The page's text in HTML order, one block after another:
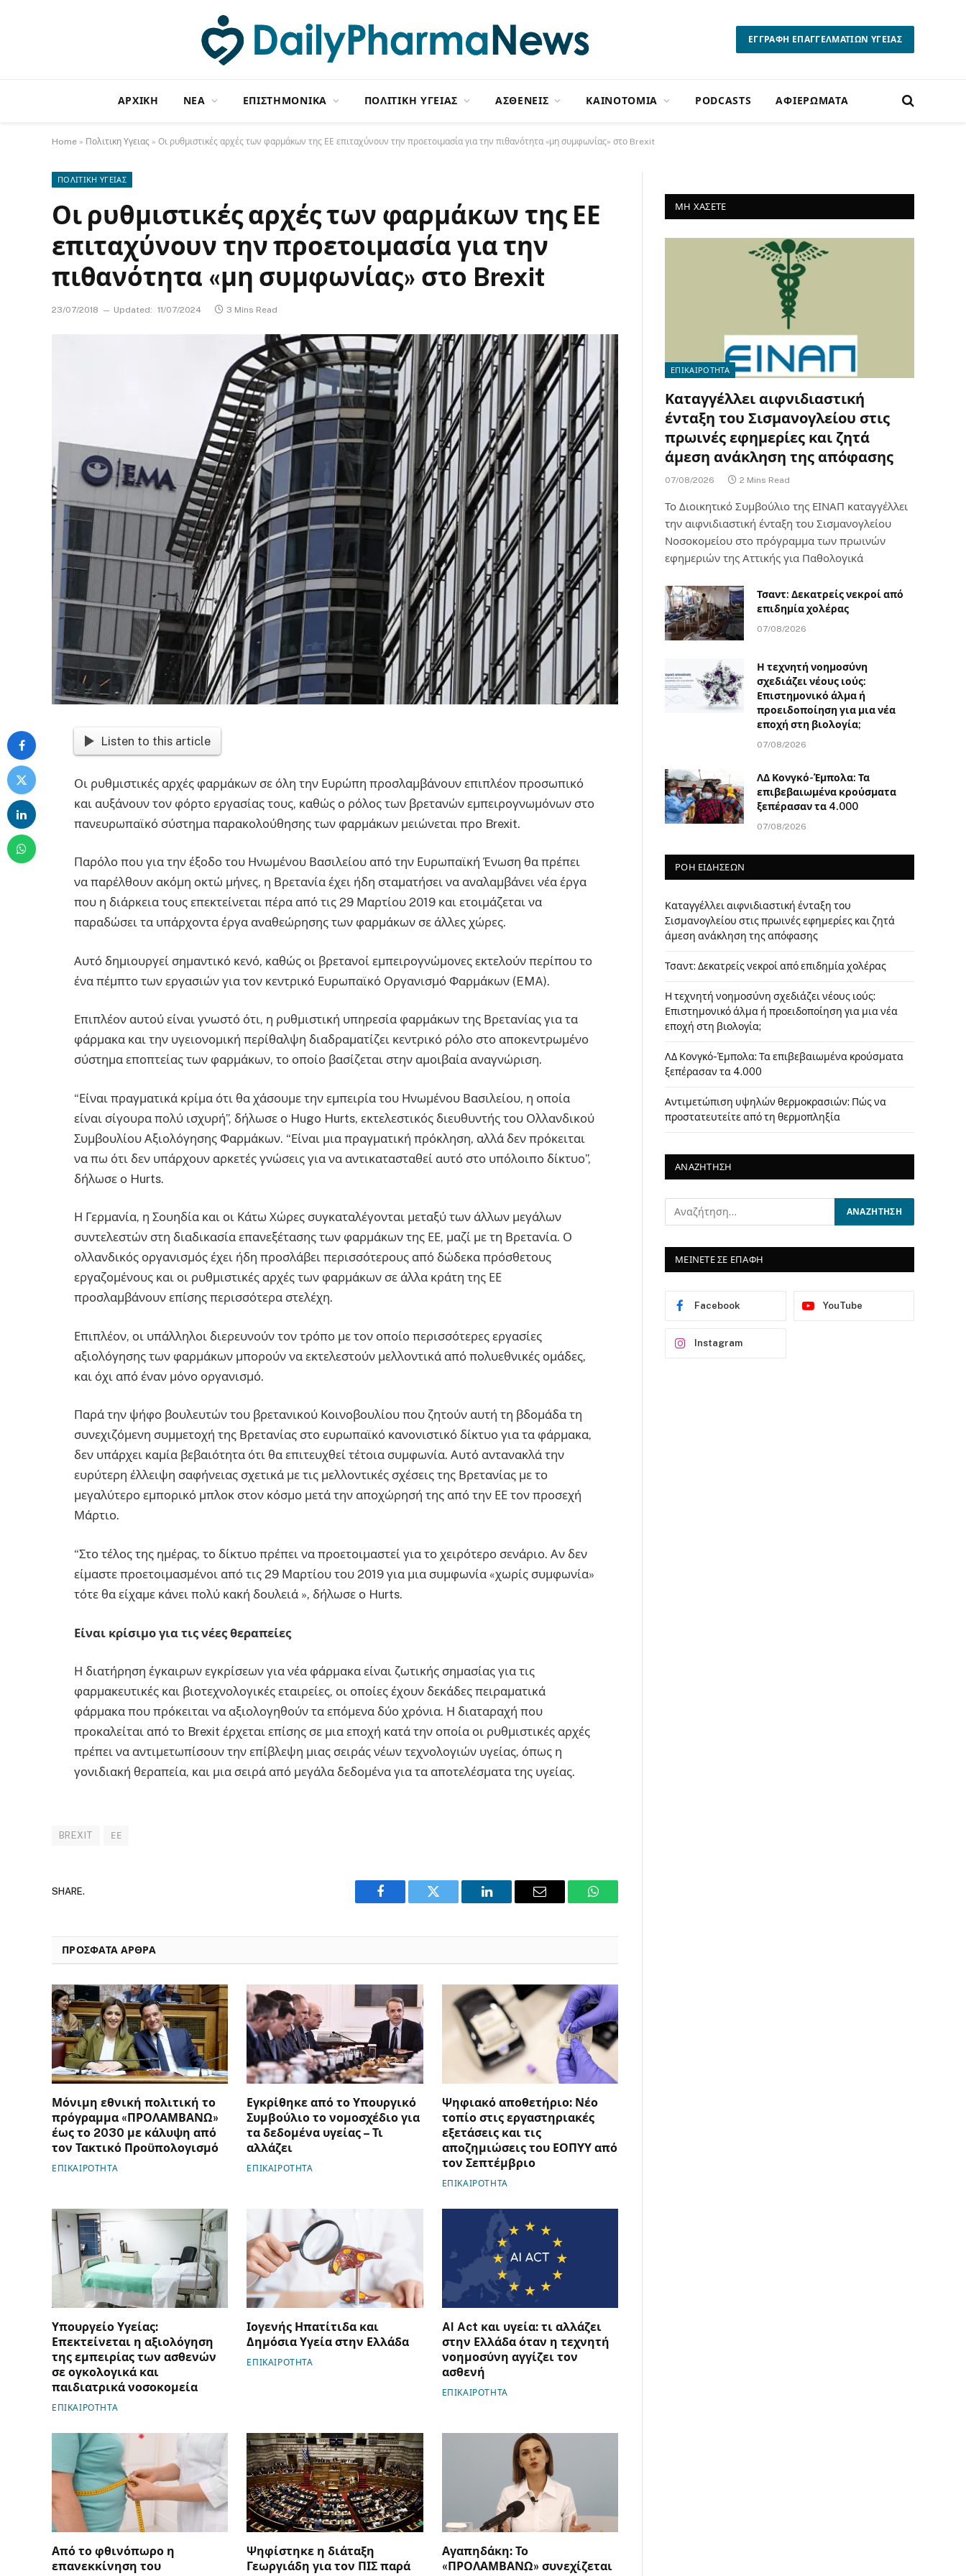
ΕΓΓΡΑΦΗ ΕΠΑΓΓΕΛΜΑΤΙΩΝ ΥΓΕΙΑΣ
ΑΡΧΙΚΗ NΕΑ ΕΠΙΣΤΗΜΟΝΙΚΑ ΠΟΛΙΤΙΚΗ ΥΓΕΙΑΣ ΑΣΘΕΝΕΙΣ ΚΑΙΝΟΤΟΜΙΑ PODCASTS ΑΦΙΕΡΩΜΑΤΑ
Home » Πολιτικη Υγειας » Οι ρυθμιστικές αρχές των φαρμάκων της ΕΕ επιταχύνουν την προετοιμασία για την πιθανότητα «μη συμφωνίας» στο Brexit
ΠΟΛΙΤΙΚΗ ΥΓΕΙΑΣ
Οι ρυθμιστικές αρχές των φαρμάκων της ΕΕ
επιταχύνουν την προετοιμασία για την
πιθανότητα «μη συμφωνίας» στο Brexit
23/07/2018 Updated: 11/07/2024 3 Mins Read
Listen to this article
Οι ρυθμιστικές αρχές φαρμάκων σε όλη την Ευρώπη προσλαμβάνουν επιπλέον προσωπικό
και αυξάνουν τον φόρτο εργασίας τους, καθώς ο ρόλος των βρετανών εμπειρογνωμόνων στο
πανευρωπαϊκό σύστημα παρακολούθησης των φαρμάκων μειώνεται προ Brexit.
Παρόλο που για την έξοδο του Ηνωμένου Βασιλείου από την Ευρωπαϊκή Ένωση θα πρέπει
να παρέλθουν ακόμη οκτώ μήνες, η Βρετανία έχει ήδη σταματήσει να αναλαμβάνει νέα έργα
που η διάρκεια τους επεκτείνεται πέρα από τις 29 Μαρτίου 2019 και ετοιμάζεται να
παραδώσει τα υπάρχοντα έργα αναθεώρησης των φαρμάκων σε άλλες χώρες.
Αυτό δημιουργεί σημαντικό κενό, καθώς οι βρετανοί εμπειρογνώμονες εκτελούν περίπου το
ένα πέμπτο των εργασιών για τον κεντρικό Ευρωπαϊκό Οργανισμό Φαρμάκων (EMA).
Επιπλέον αυτού είναι γνωστό ότι, η ρυθμιστική υπηρεσία φαρμάκων της Βρετανίας για τα
φάρμακα και την υγειονομική περίθαλψη διαδραματίζει κεντρικό ρόλο στο αποκεντρωμένο
σύστημα εποπτείας των φαρμάκων, το οποίο βασίζεται στην αμοιβαία αναγνώριση.
“Είναι πραγματικά κρίμα ότι θα χάσουμε την εμπειρία του Ηνωμένου Βασιλείου, η οποία
είναι σίγουρα πολύ ισχυρή”, δήλωσε ο Hugo Hurts, εκτελεστικός διευθυντής του Ολλανδικού
Συμβουλίου Αξιολόγησης Φαρμάκων. “Είναι μια πραγματική πρόκληση, αλλά δεν πρόκειται
να πω ότι δεν υπάρχουν αρκετές γνώσεις για να αντικατασταθεί αυτό στο υπόλοιπο δίκτυο”,
δήλωσε ο Hurts.
Η Γερμανία, η Σουηδία και οι Κάτω Χώρες συγκαταλέγονται μεταξύ των άλλων μεγάλων
συντελεστών στη διαδικασία επανεξέτασης των φαρμάκων της ΕΕ, μαζί με τη Βρετανία. Ο
ολλανδικός οργανισμός έχει ήδη προσλάβει περισσότερους από δώδεκα πρόσθετους
εργαζομένους και οι ρυθμιστικές αρχές των φαρμάκων σε άλλα κράτη της ΕΕ
προσλαμβάνουν επίσης περισσότερα στελέχη.
Επιπλέον, οι υπάλληλοι διερευνούν τον τρόπο με τον οποίο περισσότερες εργασίες
αξιολόγησης των φαρμάκων μπορούν να εκτελεστούν μελλοντικά από πολυεθνικές ομάδες,
και όχι από έναν μόνο οργανισμό.
Παρά την ψήφο βουλευτών του βρετανικού Κοινοβουλίου που ζητούν αυτή τη βδομάδα τη
συνεχιζόμενη συμμετοχή της Βρετανίας στο ευρωπαϊκό κανονιστικό δίκτυο για τα φάρμακα,
δεν υπάρχει καμία βεβαιότητα ότι θα επιτευχθεί τέτοια συμφωνία. Αυτό αντανακλά την
ευρύτερη έλλειψη σαφήνειας σχετικά με τις μελλοντικές σχέσεις της Βρετανίας με το
μεγαλύτερο εμπορικό μπλοκ στον κόσμο μετά την αποχώρησή της από την ΕΕ τον προσεχή
Μάρτιο.
“Στο τέλος της ημέρας, το δίκτυο πρέπει να προετοιμαστεί για το χειρότερο σενάριο. Αν δεν
είμαστε προετοιμασμένοι από τις 29 Μαρτίου του 2019 για μια συμφωνία «χωρίς συμφωνία»
τότε θα είχαμε κάνει πολύ κακή δουλειά », δήλωσε ο Hurts.
Είναι κρίσιμο για τις νέες θεραπείες
Η διατήρηση έγκαιρων εγκρίσεων για νέα φάρμακα είναι ζωτικής σημασίας για τις
φαρμακευτικές και βιοτεχνολογικές εταιρείες, οι οποίες έχουν δεκάδες πειραματικά
φάρμακα που πρόκειται να αξιολογηθούν τα επόμενα δύο χρόνια. Η διαταραχή που
προκαλείται από το Brexit έρχεται επίσης σε μια εποχή κατά την οποία οι ρυθμιστικές αρχές
πρέπει να αντιμετωπίσουν την επίβλεψη μιας σειράς νέων τεχνολογιών υγείας, όπως η
γονιδιακή θεραπεία, και μια σειρά από μεγάλα δεδομένα για τα αποτελέσματα της υγείας.
BREXIT ΕΕ
SHARE.
Facebook Twitter LinkedIn Email WhatsApp
ΠΡΟΣΦΑΤΑ ΑΡΘΡΑ
Μόνιμη εθνική πολιτική το
πρόγραμμα «ΠΡΟΛΑΜΒΑΝΩ»
έως το 2030 με κάλυψη από
τον Τακτικό Προϋπολογισμό
ΕΠΙΚΑΙΡΟΤΗΤΑ
Εγκρίθηκε από το Υπουργικό
Συμβούλιο το νομοσχέδιο για
τα δεδομένα υγείας – Τι
αλλάζει
ΕΠΙΚΑΙΡΟΤΗΤΑ
Ψηφιακό αποθετήριο: Νέο
τοπίο στις εργαστηριακές
εξετάσεις και τις
αποζημιώσεις του ΕΟΠΥΥ από
τον Σεπτέμβριο
ΕΠΙΚΑΙΡΟΤΗΤΑ
Υπουργείο Υγείας:
Επεκτείνεται η αξιολόγηση
της εμπειρίας των ασθενών
σε ογκολογικά και
παιδιατρικά νοσοκομεία
ΕΠΙΚΑΙΡΟΤΗΤΑ
Ιογενής Ηπατίτιδα και
Δημόσια Υγεία στην Ελλάδα
ΕΠΙΚΑΙΡΟΤΗΤΑ
AI Act και υγεία: τι αλλάζει
στην Ελλάδα όταν η τεχνητή
νοημοσύνη αγγίζει τον
ασθενή
ΕΠΙΚΑΙΡΟΤΗΤΑ
Από το φθινόπωρο η
επανεκκίνηση του
Ψηφίστηκε η διάταξη
Γεωργιάδη για τον ΠΙΣ παρά
Αγαπηδάκη: Το
«ΠΡΟΛΑΜΒΑΝΩ» συνεχίζεται
ΜΗ ΧΑΣΕΤΕ
ΕΠΙΚΑΙΡΟΤΗΤΑ
Καταγγέλλει αιφνιδιαστική
ένταξη του Σισμανογλείου στις
πρωινές εφημερίες και ζητά
άμεση ανάκληση της απόφασης
07/08/2026 2 Mins Read
Το Διοικητικό Συμβούλιο της ΕΙΝΑΠ καταγγέλλει
την αιφνιδιαστική ένταξη του Σισμανογλείου
Νοσοκομείου στο πρόγραμμα των πρωινών
εφημεριών της Αττικής για Παθολογικά
Τσαντ: Δεκατρείς νεκροί από
επιδημία χολέρας
07/08/2026
Η τεχνητή νοημοσύνη
σχεδιάζει νέους ιούς:
Επιστημονικό άλμα ή
προειδοποίηση για μια νέα
εποχή στη βιολογία;
07/08/2026
ΛΔ Κονγκό-Έμπολα: Τα
επιβεβαιωμένα κρούσματα
ξεπέρασαν τα 4.000
07/08/2026
ΡΟΗ ΕΙΔΗΣΕΩΝ
Καταγγέλλει αιφνιδιαστική ένταξη του
Σισμανογλείου στις πρωινές εφημερίες και ζητά
άμεση ανάκληση της απόφασης
Τσαντ: Δεκατρείς νεκροί από επιδημία χολέρας
Η τεχνητή νοημοσύνη σχεδιάζει νέους ιούς:
Επιστημονικό άλμα ή προειδοποίηση για μια νέα
εποχή στη βιολογία;
ΛΔ Κονγκό-Έμπολα: Τα επιβεβαιωμένα κρούσματα
ξεπέρασαν τα 4.000
Αντιμετώπιση υψηλών θερμοκρασιών: Πώς να
προστατευτείτε από τη θερμοπληξία
ΑΝΑΖΗΤΗΣΗ
ΜΕΙΝΕΤΕ ΣΕ ΕΠΑΦΗ
Facebook YouTube
Instagram